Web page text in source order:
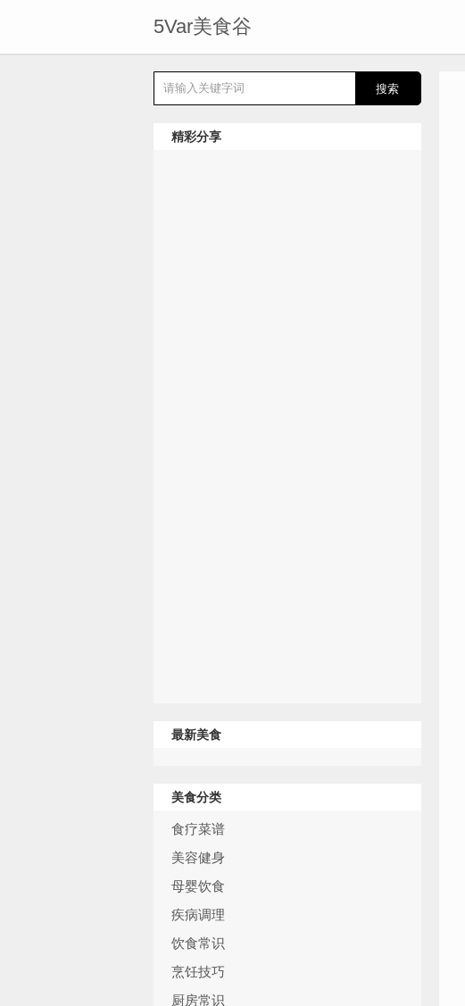
5Var美食谷
精彩分享
最新美食
美食分类
食疗菜谱
美容健身
母婴饮食
疾病调理
饮食常识
烹饪技巧
厨房常识